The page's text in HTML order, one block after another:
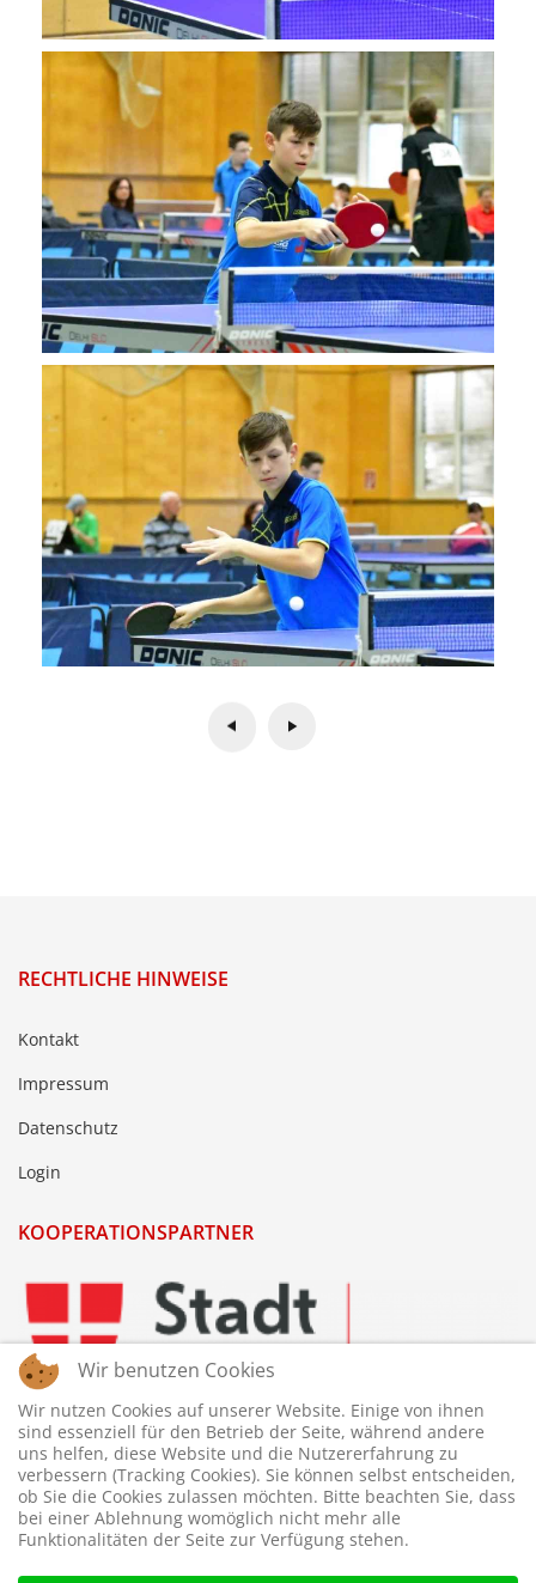
RECHTLICHE HINWEISE
Kontakt
Impressum
Datenschutz
Login
KOOPERATIONSPARTNER
Wir benutzen Cookies
Wir nutzen Cookies auf unserer Website. Einige von ihnen
sind essenziell für den Betrieb der Seite, während andere
uns helfen, diese Website und die Nutzererfahrung zu
verbessern (Tracking Cookies). Sie können selbst entscheiden,
ob Sie die Cookies zulassen möchten. Bitte beachten Sie, dass
bei einer Ablehnung womöglich nicht mehr alle
Funktionalitäten der Seite zur Verfügung stehen.